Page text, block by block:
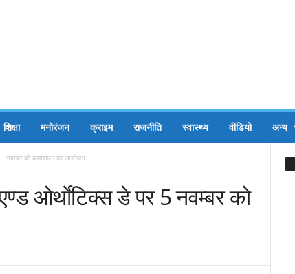
शिक्षा मनोरंजन क्राइम राजनीति स्वास्थ्य वीडियो अन्य
को कार्यशाला का आयोजन
ओर्थाेटिक्स डे पर 5 नवम्बर को